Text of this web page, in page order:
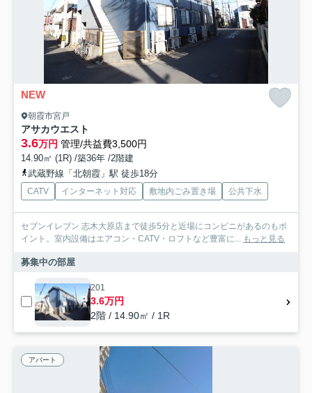
NEW
朝霞市宮戸
アサカウエスト
3.6万円 管理/共益費3,500円
14.90㎡ (1R) /築36年 /2階建
武蔵野線「北朝霞」駅 徒歩18分
CATV インターネット対応 敷地内ごみ置き場 公共下水
セブンイレブン 志木大原店まで徒歩5分と近場にコンビニがあるのもポ
イント。室内設備はエアコン・CATV・ロフトなど豊富に...
もっと見る
募集中の部屋
201
3.6万円
2階 / 14.90㎡ / 1R
アパート